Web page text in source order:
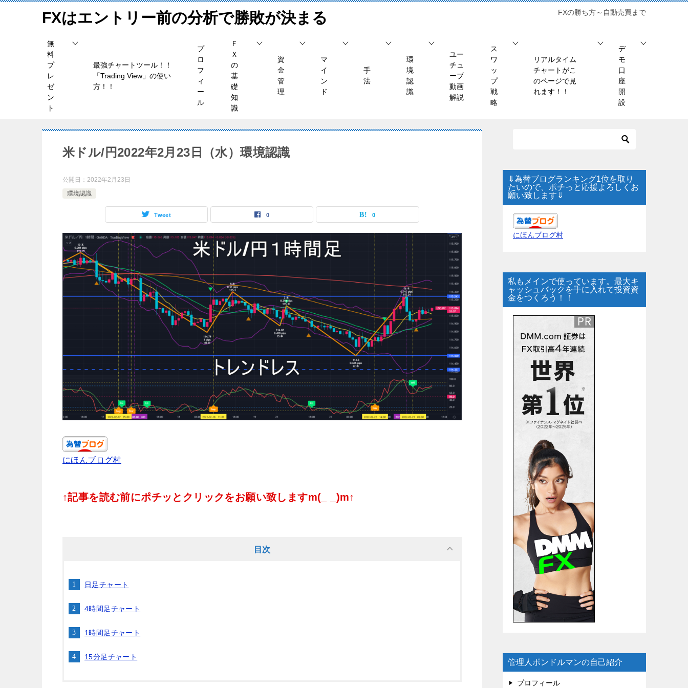
FXはエントリー前の分析で勝敗が決まる FXの勝ち方～自動売買まで
無
料
プ
レ
ゼ
ン
ト
最強チャートツール！！
「Trading View」の使い
方！！
プ
ロ
フ
ィ
ー
ル
Ｆ
Ｘ
の
基
礎
知
識
資
金
管
理
マ
イ
ン
ド
手
法
環
境
認
識
ユー
チュ
ーブ
動画
解説
ス
ワ
ッ
プ
戦
略
リアルタイム
チャートがこ
のページで見
れます！！
デ
モ
口
座
開
設
米ドル/円2022年2月23日（水）環境認識
公開日： 2022年2月23日
環境認識
Tweet 0 0
にほんブログ村
↑記事を読む前にポチッとクリックをお願い致しますm(_ _)m↑
目次
日足チャート
4時間足チャート
1時間足チャート
15分足チャート
⇓為替ブログランキング1位を取り
たいので、ポチっと応援よろしくお
願い致します⇓
にほんブログ村
私もメインで使っています。最大キ
ャッシュバックを手に入れて投資資
金をつくろう！！
管理人ポンドルマンの自己紹介
プロフィール